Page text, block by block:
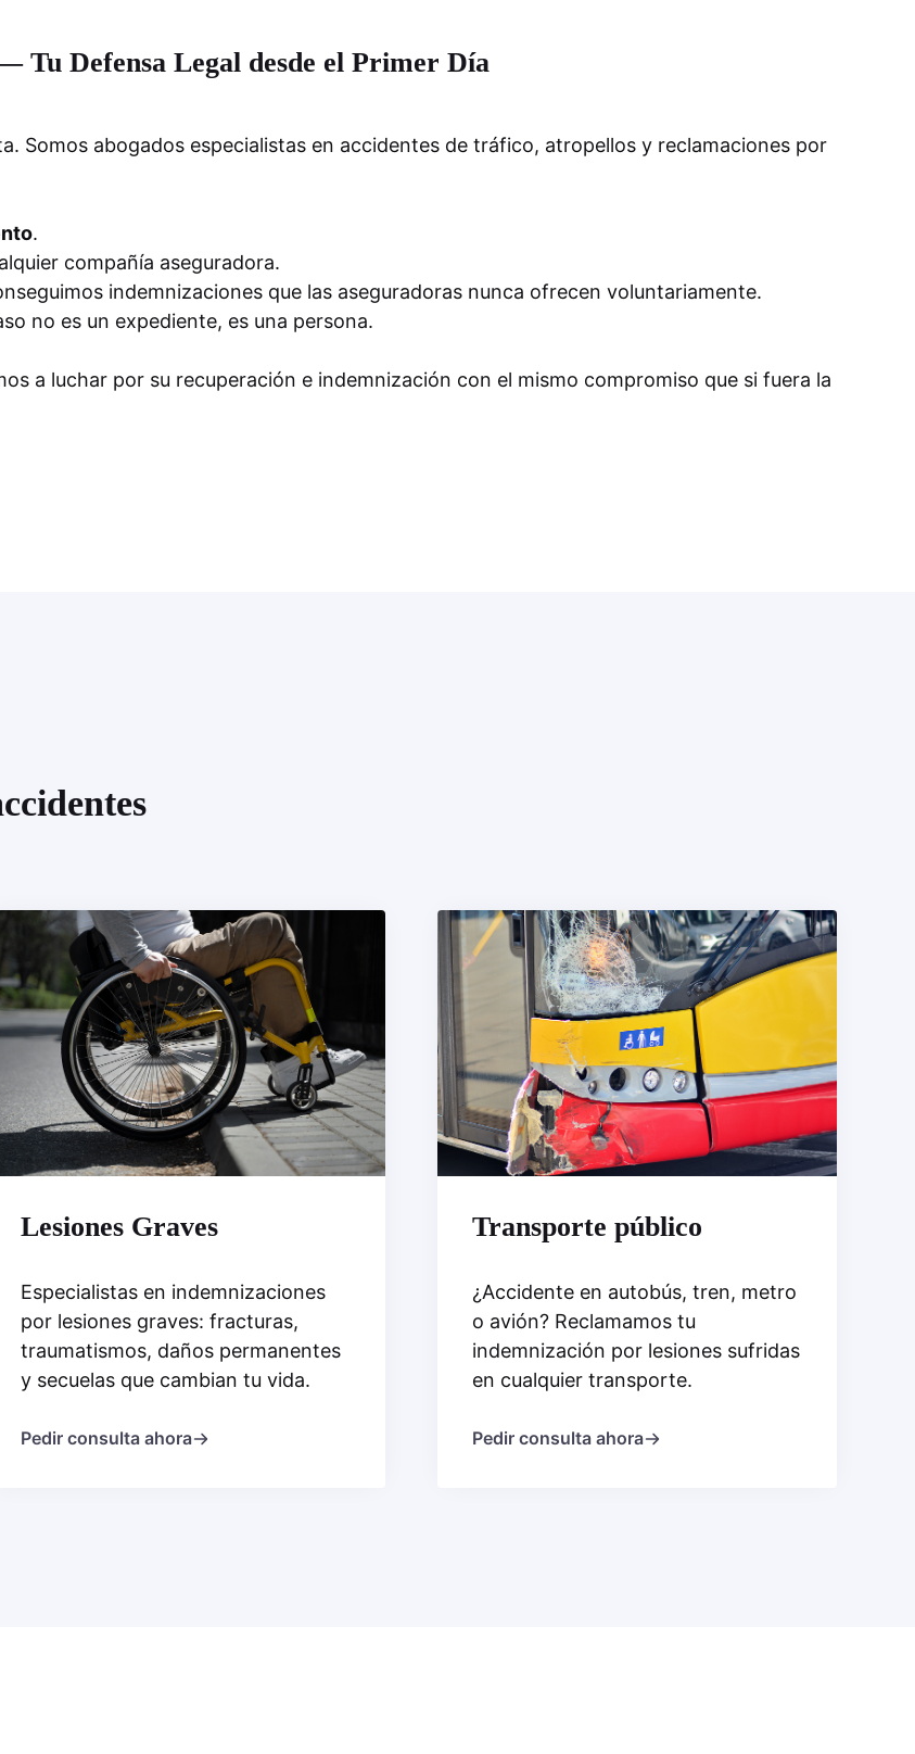
Tu Defensa Legal desde el Primer Día
Somos abogados especialistas en accidentes de tráfico, atropellos y reclamaciones por
.
compañía aseguradora.
indemnizaciones que las aseguradoras nunca ofrecen voluntariamente.
no es un expediente, es una persona.
a luchar por su recuperación e indemnización con el mismo compromiso que si fuera la
Lesiones Graves
Especialistas en indemnizaciones
por lesiones graves: fracturas,
traumatismos, daños permanentes
y secuelas que cambian tu vida.
Pedir consulta ahora
Transporte público
¿Accidente en autobús, tren, metro
o avión? Reclamamos tu
indemnización por lesiones sufridas
en cualquier transporte.
Pedir consulta ahora